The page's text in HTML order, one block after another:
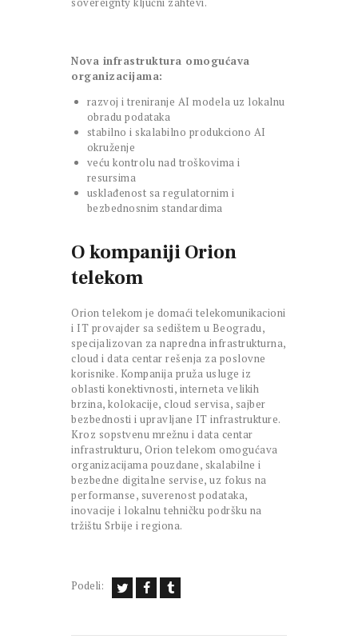
Nova infrastruktura omogućava
organizacijama:
razvoj i treniranje AI modela uz lokalnu
obradu podataka
stabilno i skalabilno produkciono AI
okruženje
veću kontrolu nad troškovima i
resursima
usklađenost sa regulatornim i
bezbednosnim standardima
O kompaniji Orion
telekom
Orion telekom je domaći telekomunikacioni
i IT provajder sa sedištem u Beogradu,
specijalizovan za napredna infrastrukturna,
cloud i data centar rešenja za poslovne
korisnike. Kompanija pruža usluge iz
oblasti konektivnosti, interneta velikih
brzina, kolokacije, cloud servisa, sajber
bezbednosti i upravljane IT infrastrukture.
Kroz sopstvenu mrežnu i data centar
infrastrukturu, Orion telekom omogućava
organizacijama pouzdane, skalabilne i
bezbedne digitalne servise, uz fokus na
performanse, suverenost podataka,
inovacije i lokalnu tehničku podršku na
tržištu Srbije i regiona.
Podeli: